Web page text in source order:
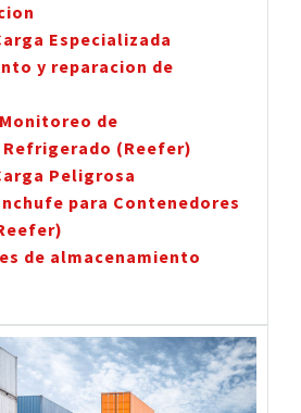
Especializada
y reparacion de
de
(Reefer)
Peligrosa
para Contenedores
de almacenamiento